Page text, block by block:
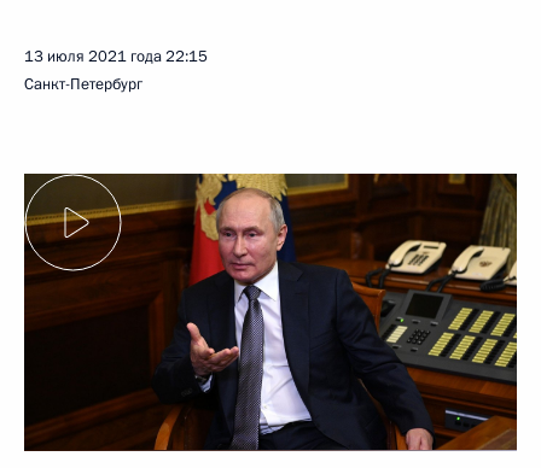
13 июля 2021 года22:15
Санкт-Петербург